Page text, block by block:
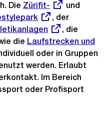
Die Externer
Link:
Zürifit- und
, der
Link:
, die
Link:
die Externer
Link:
Laufstrecken und
oder in Gruppen
werden. Erlaubt
Im Bereich
oder Profisport